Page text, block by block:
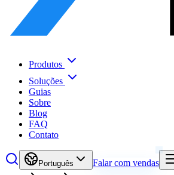
Produtos
Soluções
Guias
Sobre
Blog
FAQ
Contato
Português
Falar com vendas